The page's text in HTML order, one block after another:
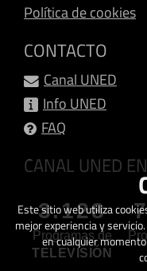
Política de cookies
CONTACTO
Canal UNED
Info UNED
FAQ
CANAL UNED
3.128
Programas de
TELEVISIÓN
Este sitio web utiliza
mejor experiencia y
en cualquier